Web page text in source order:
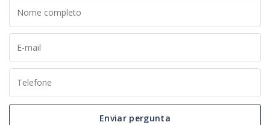
Enviar pergunta